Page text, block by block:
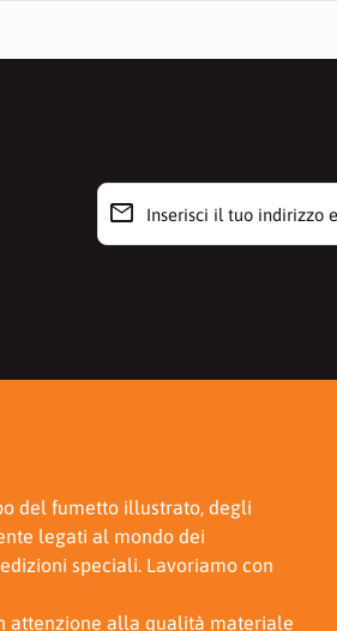
Inserisci il tuo indirizzo e-
email
del fumetto illustrato, degli
legati al mondo dei
speciali. Lavoriamo con
attenzione alla qualità materiale